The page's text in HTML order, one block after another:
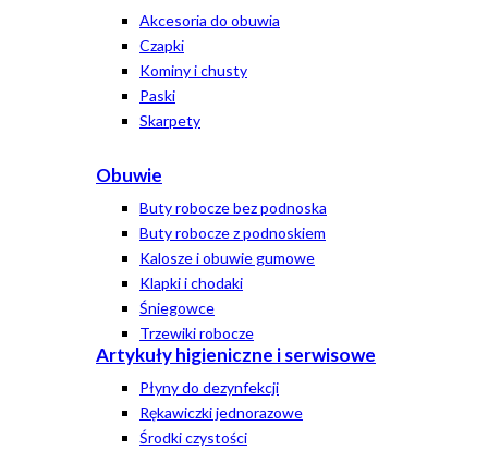
Akcesoria do obuwia
Czapki
Kominy i chusty
Paski
Skarpety
Obuwie
Buty robocze bez podnoska
Buty robocze z podnoskiem
Kalosze i obuwie gumowe
Klapki i chodaki
Śniegowce
Trzewiki robocze
Artykuły higieniczne i serwisowe
Płyny do dezynfekcji
Rękawiczki jednorazowe
Środki czystości